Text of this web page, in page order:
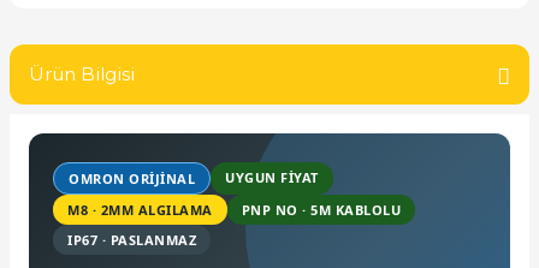
- UPS
SIMATIC Yazılım Paketleri
SIMOTION Hareket Kontrol Üniteleri
Ürün Bilgisi
OMRON ORIJINAL
UYGUN FIYAT
M8 · 2MM ALGILAMA
PNP NO · 5M KABLOLU
IP67 · PASLANMAZ